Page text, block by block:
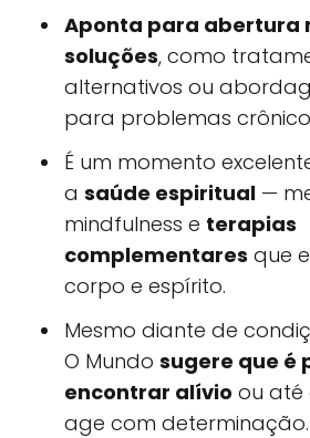
Aponta para abertura
soluções, como
alternativos ou
para problemas
É um momento
a saúde espiritual —
mindfulness e terapias
complementares que
corpo e espírito.
Mesmo diante de
O Mundo sugere que é
encontrar alívio ou até
age com determinação.